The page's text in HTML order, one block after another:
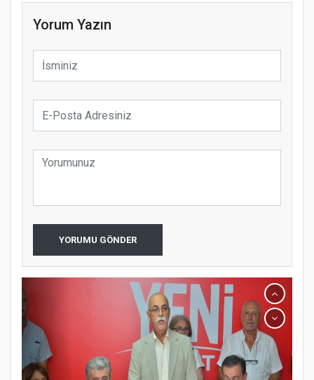
Yorum Yazın
YORUMU GÖNDER